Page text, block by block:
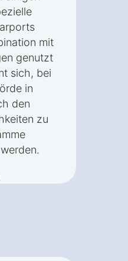
mit
genutzt
sich, bei
in
den
zu